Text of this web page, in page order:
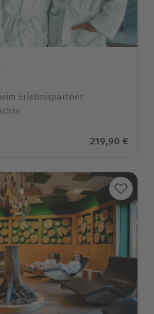
Erlebnispartner
auf 1 BewertungenAktueller
219,90 €